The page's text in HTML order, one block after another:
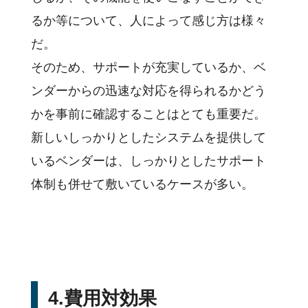
るか等について、人によって感じ方は様々
だ。
そのため、サポートが充実しているか、ベ
ンダーからの迅速な対応を得られるかどう
かを事前に確認することはとても重要だ。
新しいしっかりとしたシステムを提供して
いるベンダーは、しっかりとしたサポート
体制も併せて敷いているケースが多い。
4.費用対効果